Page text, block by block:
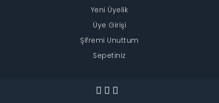
Yeni Üyelik
Üye Girişi
Şifremi Unuttum
Sepetiniz